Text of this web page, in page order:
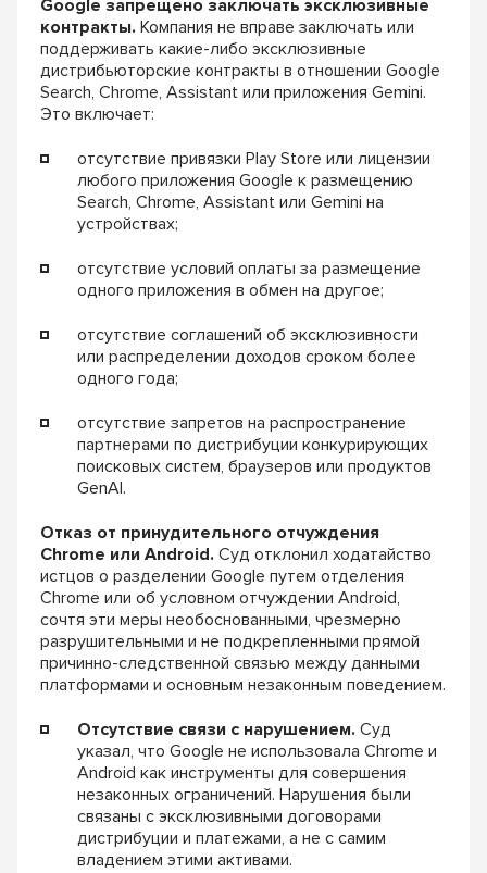
Google запрещено заключать эксклюзивные
контракты. Компания не вправе заключать или
поддерживать какие-либо эксклюзивные
дистрибьюторские контракты в отношении Google
Search, Chrome, Assistant или приложения Gemini.
Это включает:
отсутствие привязки Play Store или лицензии
любого приложения Google к размещению
Search, Chrome, Assistant или Gemini на
устройствах;
отсутствие условий оплаты за размещение
одного приложения в обмен на другое;
отсутствие соглашений об эксклюзивности
или распределении доходов сроком более
одного года;
отсутствие запретов на распространение
партнерами по дистрибуции конкурирующих
поисковых систем, браузеров или продуктов
GenAI.
Отказ от принудительного отчуждения
Chrome или Android. Суд отклонил ходатайство
истцов о разделении Google путем отделения
Chrome или об условном отчуждении Android,
сочтя эти меры необоснованными, чрезмерно
разрушительными и не подкрепленными прямой
причинно-следственной связью между данными
платформами и основным незаконным поведением.
Отсутствие связи с нарушением. Суд
указал, что Google не использовала Chrome и
Android как инструменты для совершения
незаконных ограничений. Нарушения были
связаны с эксклюзивными договорами
дистрибуции и платежами, а не с самим
владением этими активами.